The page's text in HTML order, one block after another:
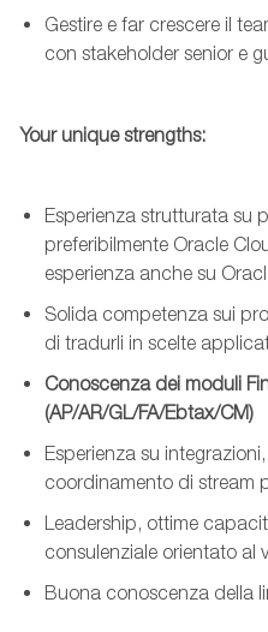
Gestire e far crescere il
con stakeholder senior e
Your unique strengths:
Esperienza strutturata su
preferibilmente Oracle
esperienza anche su
Solida competenza sui
di tradurli in scelte
Conoscenza dei moduli
(AP/AR/GL/FA/Ebtax/CM)
Esperienza su
coordinamento di stream
Leadership, ottime
consulenziale orientato al
Buona conoscenza della